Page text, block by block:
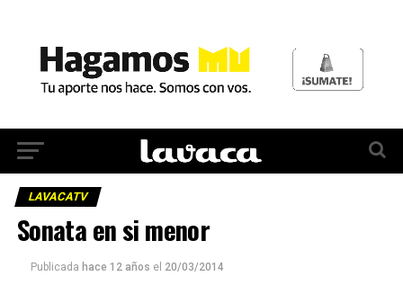
LAVACATV
Sonata en si menor
Publicada hace 12 años el 20/03/2014